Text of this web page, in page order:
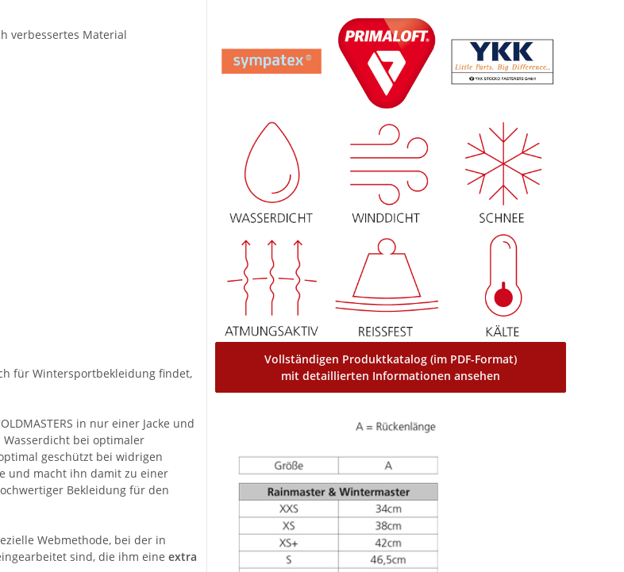
Vollständigen Produktkatalog (im PDF-Format)
mit detaillierten Informationen ansehen
verbessertes Material
für Wintersportbekleidung findet,
in nur einer Jacke und
Wasserdicht bei optimaler
geschützt bei widrigen
und macht ihn damit zu einer
Bekleidung für den
Webmethode, bei der in
sind, die ihm eine extra